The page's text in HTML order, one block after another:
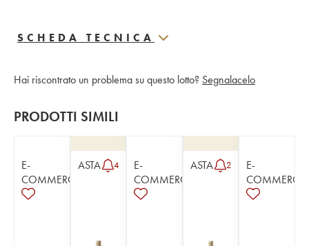
SCHEDA TECNICA
Hai riscontrato un problema su questo lotto? Segnalacelo
PRODOTTI SIMILI
E-
COMMERCE
ASTA 4
E-
COMMERCE
ASTA 2
E-
COMMERCE